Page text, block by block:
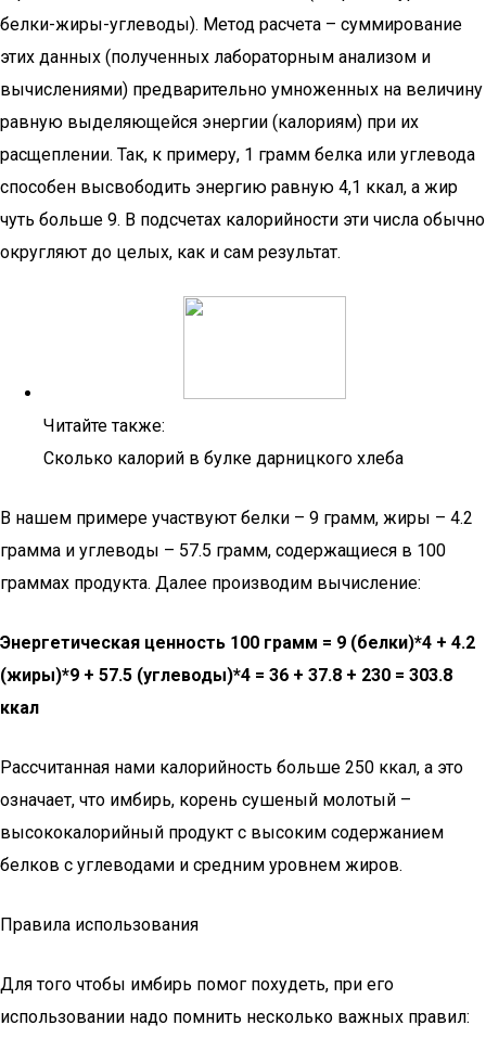
белки-жиры-углеводы). Метод расчета – суммирование
этих данных (полученных лабораторным анализом и
вычислениями) предварительно умноженных на величину
равную выделяющейся энергии (калориям) при их
расщеплении. Так, к примеру, 1 грамм белка или углевода
способен высвободить энергию равную 4,1 ккал, а жир
чуть больше 9. В подсчетах калорийности эти числа обычно
округляют до целых, как и сам результат.
Читайте также:
Сколько калорий в булке дарницкого хлеба
В нашем примере участвуют белки – 9 грамм, жиры – 4.2
грамма и углеводы – 57.5 грамм, содержащиеся в 100
граммах продукта. Далее производим вычисление:
Энергетическая ценность 100 грамм = 9 (белки)*4 + 4.2
(жиры)*9 + 57.5 (углеводы)*4 = 36 + 37.8 + 230 = 303.8
ккал
Рассчитанная нами калорийность больше 250 ккал, а это
означает, что имбирь, корень сушеный молотый –
высококалорийный продукт с высоким содержанием
белков с углеводами и средним уровнем жиров.
Правила использования
Для того чтобы имбирь помог похудеть, при его
использовании надо помнить несколько важных правил: